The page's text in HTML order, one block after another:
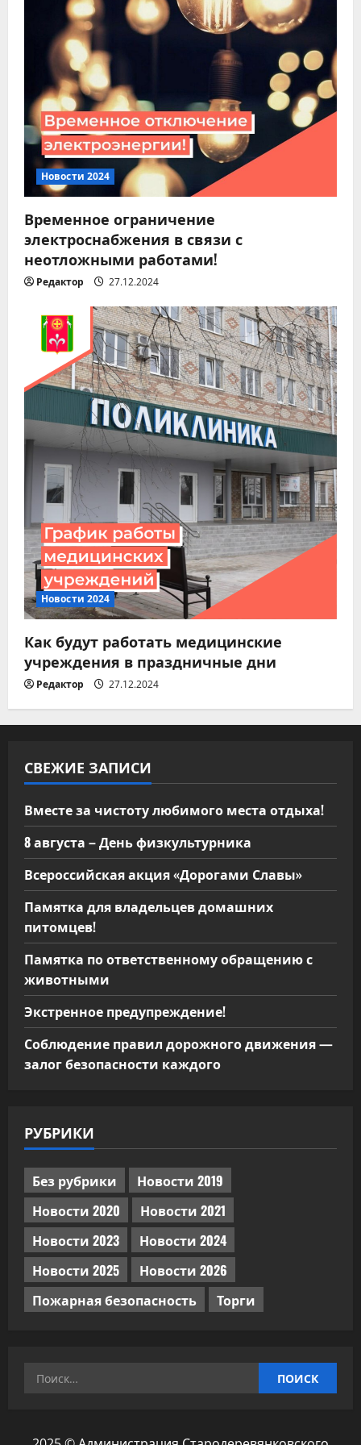
Новости 2024
Временное ограничение
электроснабжения в связи с
неотложными работами!
Редактор 27.12.2024
Новости 2024
Как будут работать медицинские
учреждения в праздничные дни
Редактор 27.12.2024
СВЕЖИЕ ЗАПИСИ
Вместе за чистоту любимого места отдыха!
8 августа – День физкультурника
Всероссийская акция «Дорогами Славы»
Памятка для владельцев домашних
питомцев!
Памятка по ответственному обращению с
животными
Экстренное предупреждение!
Соблюдение правил дорожного движения —
залог безопасности каждого
РУБРИКИ
Без рубрики
Новости 2019
Новости 2020
Новости 2021
Новости 2023
Новости 2024
Новости 2025
Новости 2026
Пожарная безопасность
Торги
Найти: